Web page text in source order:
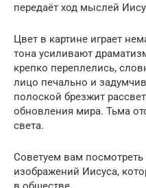
передаёт ход мыслей
Цвет в картине играет
тона усиливают
крепко переплелись,
лицо печально и
полоской брезжит
обновления мира. Тьма
света.
Советуем вам
изображений Иисуса,